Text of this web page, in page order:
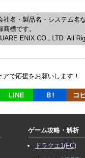
社名・製品名・システム名
標です。
ENIX CO., LTD. All
で応援をお願いします！
LINE Ｂ! コ
ゲーム攻略・解析
ドラクエ1(FC)